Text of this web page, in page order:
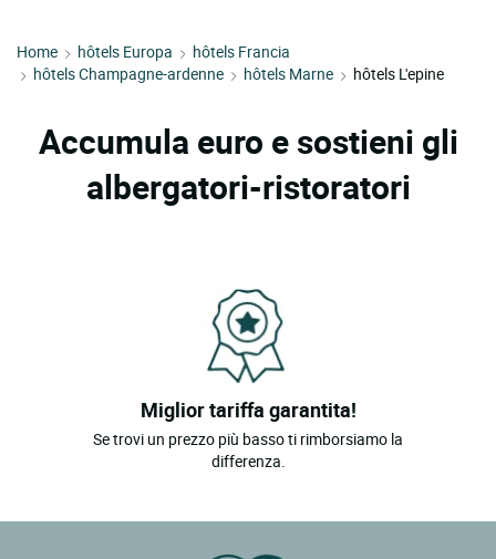
Home hôtels Europa
hôtels Francia
hôtels Champagne-ardenne
hôtels Marne hôtels L'epine
Accumula euro e sostieni gli
albergatori-ristoratori
Miglior tariffa garantita!
Se trovi un prezzo più basso ti rimborsiamo la
differenza.